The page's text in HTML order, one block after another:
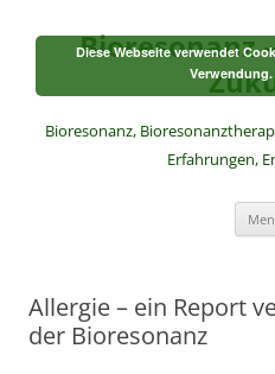
springenBioresonanz
Bioresonanz,
Erfahrungen,
Allergie – ein Report
der Bioresonanz
Diese Webseite verwendet
Verwendung.